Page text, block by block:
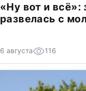
«Ну вот и
развелась с
6 августа 116